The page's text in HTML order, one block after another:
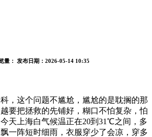
量： 发布日期：2026-05-14 10:35
这个问题不尴尬，尴尬的是耽搁的那
要把拯救的先铺好，糊口不怕复杂，怕
天上海白气候温正在20到31℃之间，多
一阵短时细雨，衣服穿少了会凉，穿多